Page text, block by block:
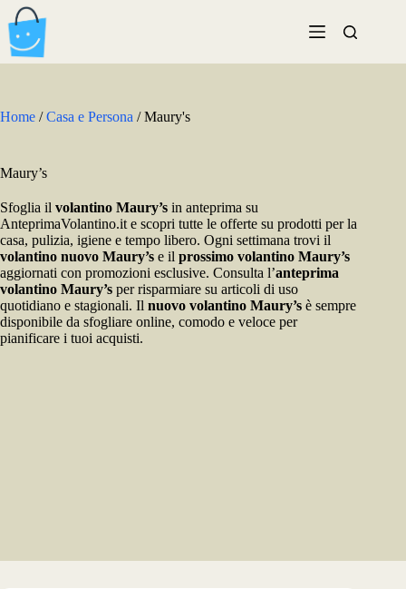
Salta
al
contenuto
Home /Casa e Persona /Maury's
Maury’s
Sfoglia il volantino Maury’s in anteprima su
AnteprimaVolantino.it e scopri tutte le offerte su prodotti per la
casa, pulizia, igiene e tempo libero. Ogni settimana trovi il
volantino nuovo Maury’s e il prossimo volantino Maury’s
aggiornati con promozioni esclusive. Consulta l’anteprima
volantino Maury’s per risparmiare su articoli di uso
quotidiano e stagionali. Il nuovo volantino Maury’s è sempre
disponibile da sfogliare online, comodo e veloce per
pianificare i tuoi acquisti.